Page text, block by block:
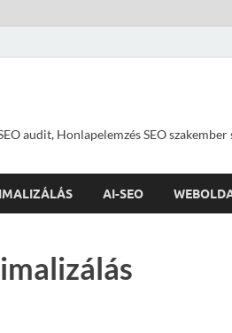
audit, Honlapelemzés SEO szakember
AI-SEO